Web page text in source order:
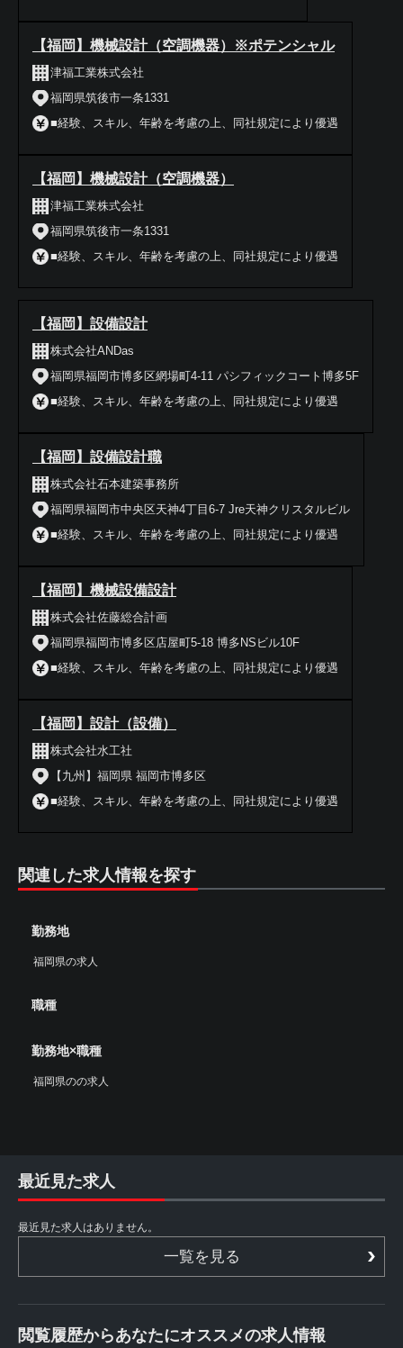
【福岡】機械設計（空調機器）※ポテンシャル
津福工業株式会社
福岡県筑後市一条1331
■経験、スキル、年齢を考慮の上、同社規定により優遇
【福岡】機械設計（空調機器）
津福工業株式会社
福岡県筑後市一条1331
■経験、スキル、年齢を考慮の上、同社規定により優遇
【福岡】設備設計
株式会社ANDas
福岡県福岡市博多区網場町4-11 パシフィックコート博多5F
■経験、スキル、年齢を考慮の上、同社規定により優遇
【福岡】設備設計職
株式会社石本建築事務所
福岡県福岡市中央区天神4丁目6-7 Jre天神クリスタルビル
■経験、スキル、年齢を考慮の上、同社規定により優遇
【福岡】機械設備設計
株式会社佐藤総合計画
福岡県福岡市博多区店屋町5-18 博多NSビル10F
■経験、スキル、年齢を考慮の上、同社規定により優遇
【福岡】設計（設備）
株式会社水工社
【九州】福岡県 福岡市博多区
■経験、スキル、年齢を考慮の上、同社規定により優遇
関連した求人情報を探す
勤務地
福岡県の求人
職種
勤務地×職種
福岡県のの求人
最近見た求人
最近見た求人はありません。
一覧を見る
閲覧履歴からあなたにオススメの求人情報